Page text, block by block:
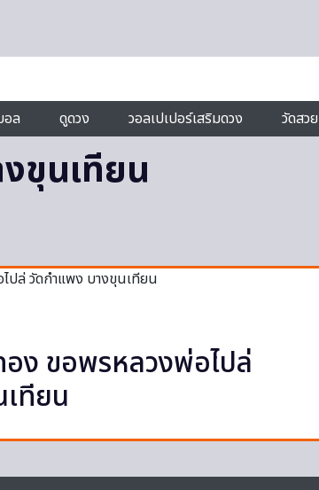
ล ดูดวง วอลเปเปอร์เสริมดวง วัดสวย
ขุนเทียน
ง ขอพรหลวงพ่อไปล่
ทียน